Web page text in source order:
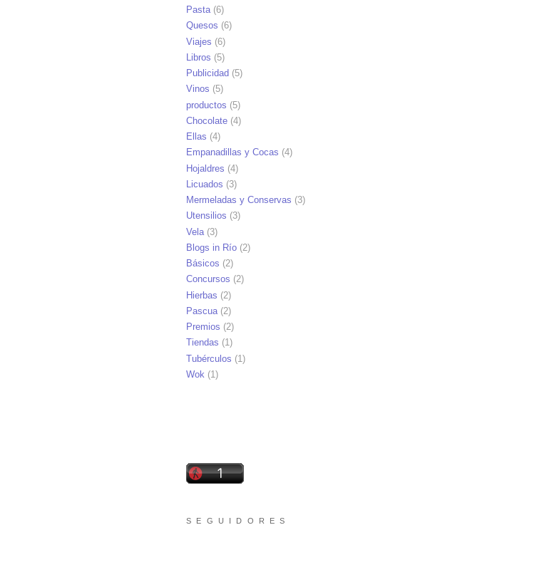
Pasta(6)
Quesos (6)
Viajes (6)
Libros (5)
Publicidad (5)
Vinos (5)
productos (5)
Chocolate (4)
Ellas (4)
Empanadillas y Cocas (4)
Hojaldres (4)
Licuados (3)
Mermeladas y Conservas (3)
Utensilios (3)
Vela (3)
Blogs in Río (2)
Básicos (2)
Concursos (2)
Hierbas (2)
Pascua (2)
Premios (2)
Tiendas (1)
Tubérculos (1)
Wok (1)
S E G U I D O R E S